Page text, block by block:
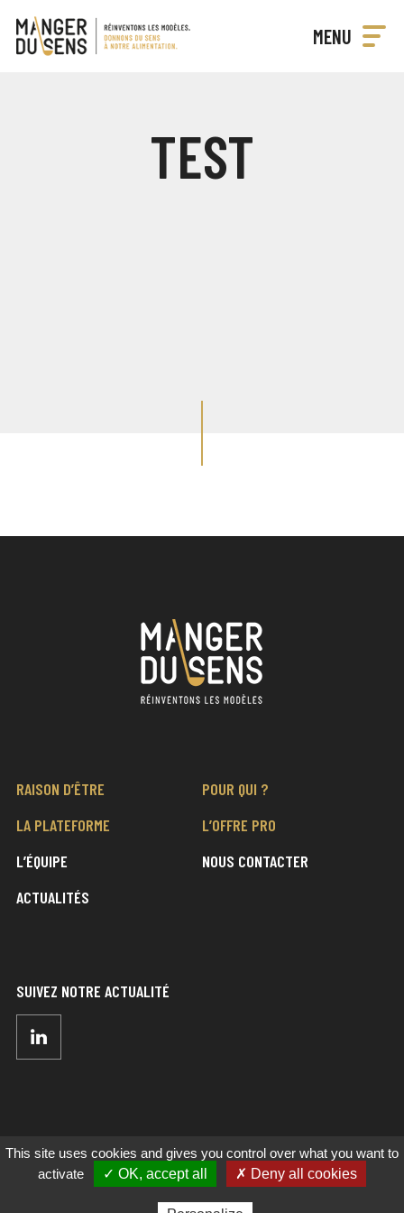
MENU
TEST
RAISON D’ÊTRE
POUR QUI ?
LA PLATEFORME
L’OFFRE PRO
L’ÉQUIPE
NOUS CONTACTER
ACTUALITÉS
SUIVEZ NOTRE ACTUALITÉ
Manger du Sens © 2020-2026. Tous droits réservés
Mentions légales
Plan du site
This site uses cookies and gives you control over what you want to
activate
✓ OK, accept all ✗ Deny all cookies